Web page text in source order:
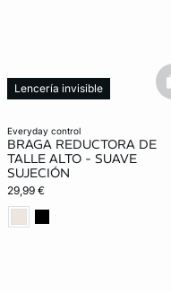
everyday control
BRAGA REDUCTORA DE
TALLE ALTO - SUAVE
SUJECIÓN
29,99 €
Lencería invisible